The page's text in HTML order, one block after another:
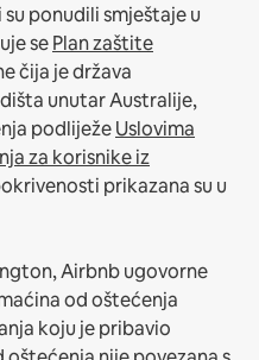
ponudili smještaje u
sePlan zaštite
čija je država
unutar Australije,
podliježeUslovima
za korisnike iz
prikazana su u
Airbnb ugovorne
od oštećenja
koju je pribavio